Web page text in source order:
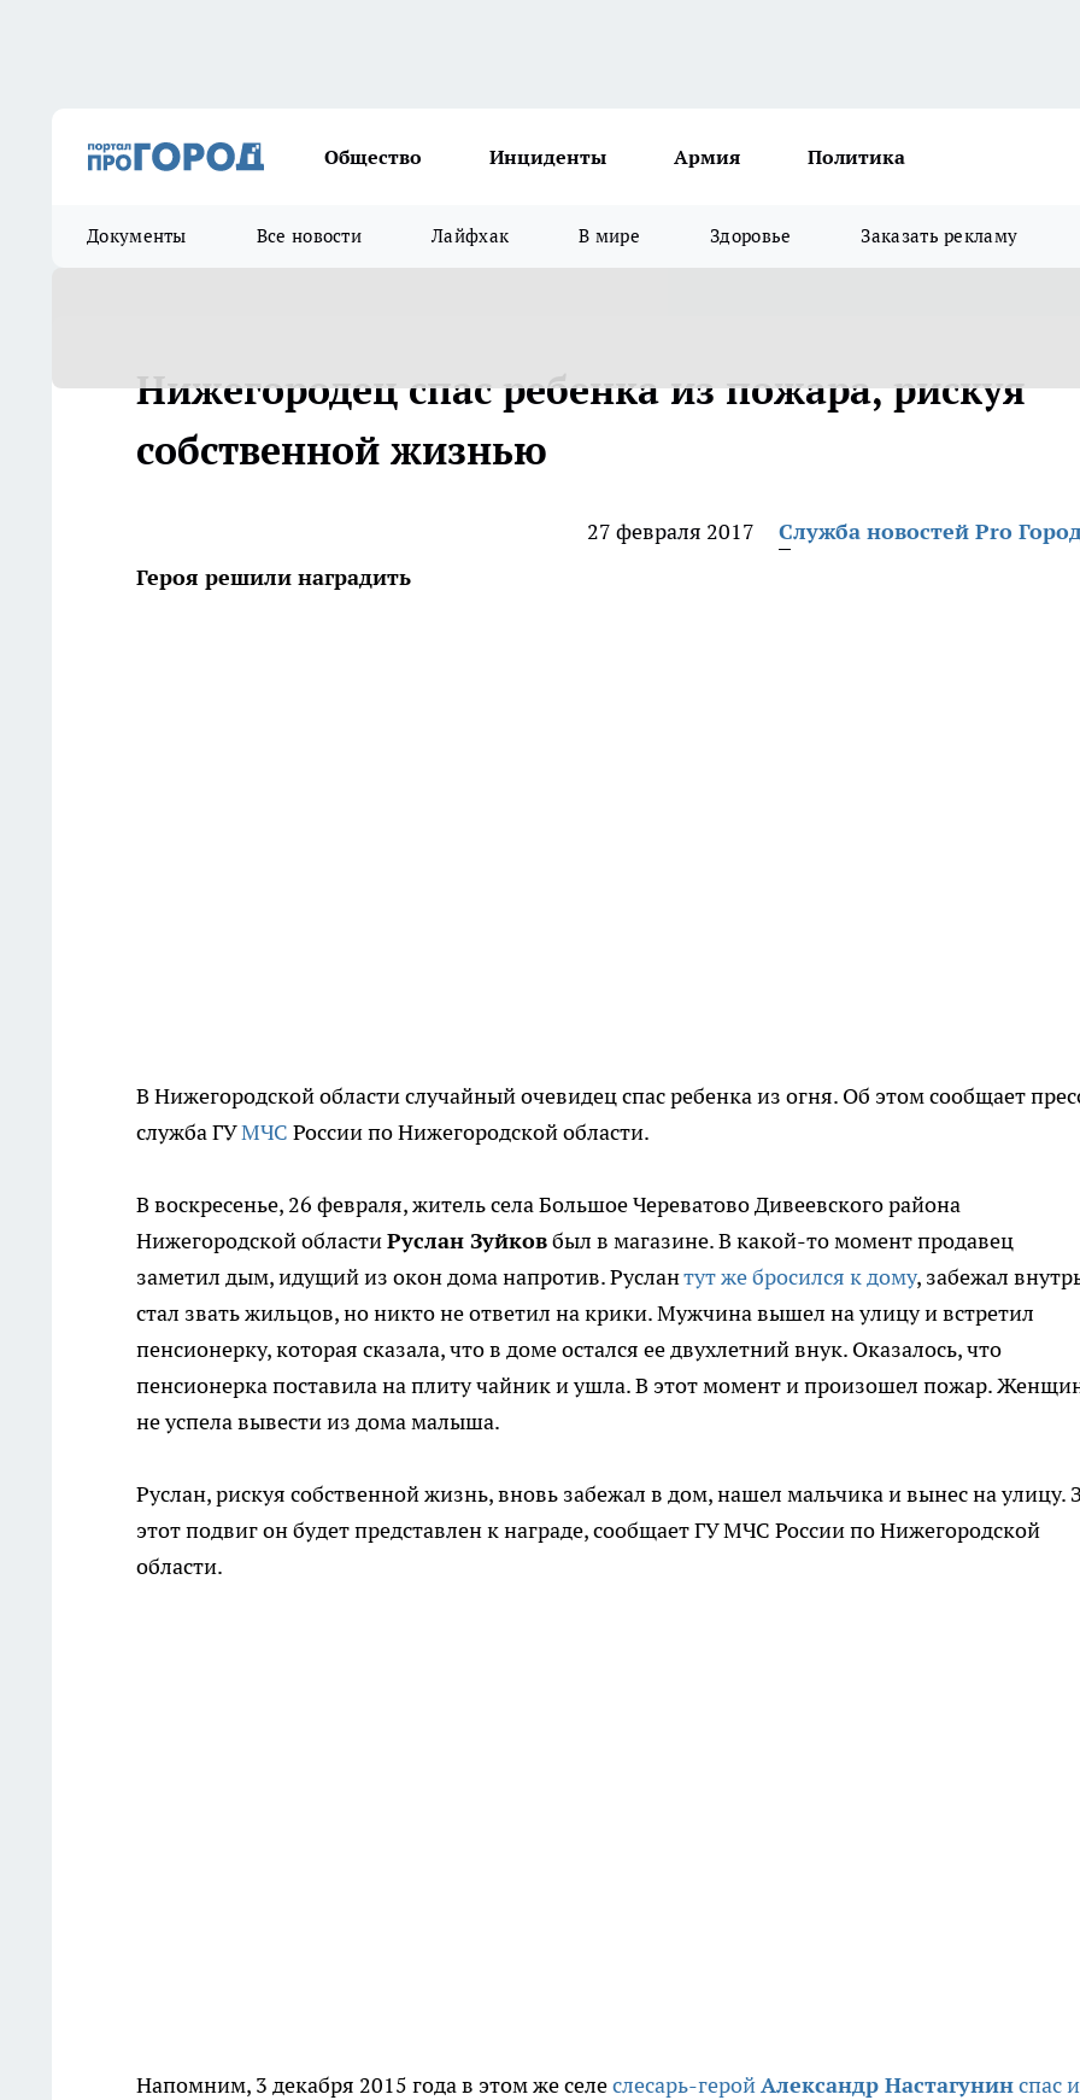
Общество Инциденты Армия Политика
Документы Все новости Лайфхак В мире Здоровье Заказать рекламу
Нижегородец спас ребенка из пожара, рискуя
собственной жизнью
27 февраля 2017
Служба новостей Pro
Героя решили наградить
В Нижегородской области случайный очевидец спас ребенка из огня. Об этом сообщает
служба ГУМЧС России по Нижегородской области.
В воскресенье, 26 февраля, житель села Большое Череватово Дивеевского района
Нижегородской областиРуслан Зуйковбыл в магазине. В какой-то момент продавец
заметил дым, идущий из окон дома напротив. Руслантут же бросился к дому, забежал
стал звать жильцов, но никто не ответил на крики. Мужчина вышел на улицу и встретил
пенсионерку, которая сказала, что в доме остался ее двухлетний внук. Оказалось, что
пенсионерка поставила на плиту чайник и ушла. В этот момент и произошел пожар.
не успела вывести из дома малыша.
Руслан, рискуя собственной жизнь, вновь забежал в дом, нашел мальчика и вынес на улицу.
этот подвиг он будет представлен к награде, сообщает ГУ МЧС России по Нижегородской
области.
Напомним, 3 декабря 2015 года в этом же селеслесарь-геройАлександр Настагунинспас